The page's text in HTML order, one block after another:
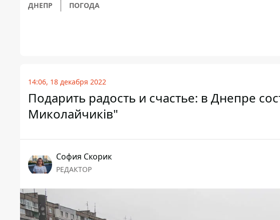
ДНЕПР ПОГОДА
14:06, 18 декабря 2022
Подарить радость и счастье: в Днепре
Миколайчиків"
София Скорик
РЕДАКТОР